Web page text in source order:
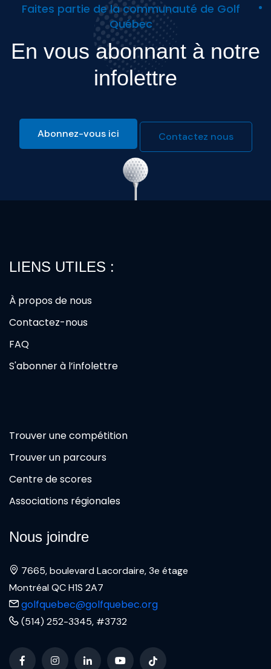
Faites partie de la communauté de Golf
Québec
En vous abonnant à notre
infolettre
Abonnez-vous ici Contactez nous
LIENS UTILES :
À propos de nous
Contactez-nous
FAQ
S'abonner à l’infolettre
Trouver une compétition
Trouver un parcours
Centre de scores
Associations régionales
Nous joindre
7665, boulevard Lacordaire, 3e étage
Montréal QC H1S 2A7
golfquebec@golfquebec.org
(514) 252-3345, #3732